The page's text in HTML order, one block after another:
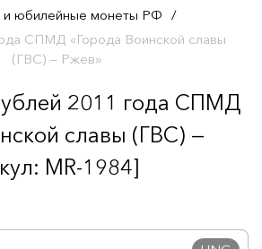
и юбилейные монеты РФ /
СПМД «Города Воинской славы
(ГВС) — Ржев»
2011 года СПМД
славы (ГВС) —
MR-1984]